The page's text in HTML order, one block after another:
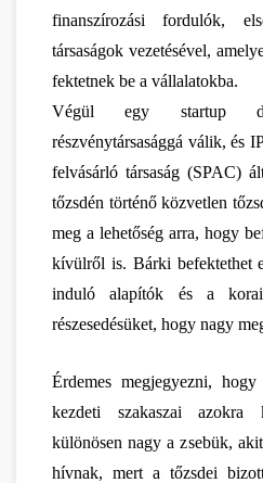
finanszírozási fordulók,
társaságok vezetésével,
fektetnek be a vállalatokba.
Végül egy startup
részvénytársasággá válik, és
felvásárló társaság (SPAC)
tőzsdén történő közvetlen
meg a lehetőség arra, hogy
kívülről is. Bárki befektethet
induló alapítók és a korai
részesedésüket, hogy nagy
Érdemes megjegyezni,
kezdeti szakaszai azokra
különösen nagy a zsebük,
hívnak, mert a tőzsdei